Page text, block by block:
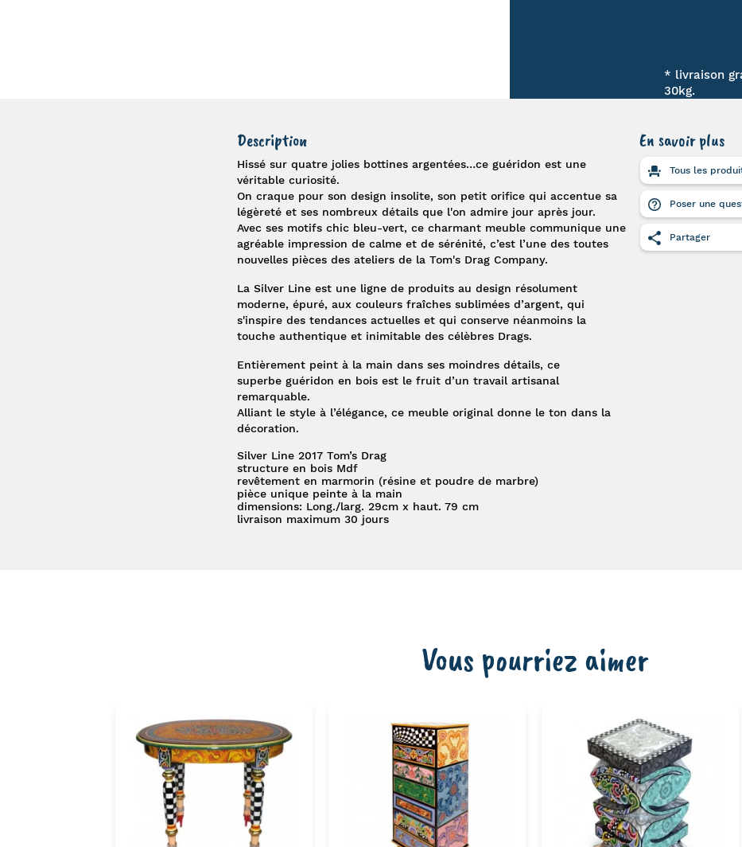
* livraison
30kg.
Description
Hissé sur quatre jolies bottines argentées…ce guéridon est une
véritable curiosité.
On craque pour son design insolite, son petit orifice qui accentue sa
légèreté et ses nombreux détails que l'on admire jour après jour.
Avec ses motifs chic bleu-vert, ce charmant meuble communique une
agréable impression de calme et de sérénité, c’est l’une des toutes
nouvelles pièces des ateliers de la Tom's Drag Company.
La Silver Lineest une ligne de produits au design résolument
moderne, épuré, aux couleurs fraîches sublimées d’argent, qui
s'inspire des tendances actuelles et qui conserve néanmoins la
touche authentique et inimitable des célèbres Drags.
Entièrement peint à la main dans ses moindres détails, ce
superbe guéridon en bois est le fruit d’un travail artisanal
remarquable.
Alliant le style à l’élégance, ce meuble original donne le ton dans la
décoration.
Silver Line 2017 Tom’s Drag
structure en bois Mdf
revêtement en marmorin (résine et poudre de marbre)
pièce unique peinte à la main
dimensions: Long./larg. 29cm x haut. 79 cm
livraison maximum 30 jours
En savoir plus
Tous les
Poser une
Partager
Vous pourriez aimer